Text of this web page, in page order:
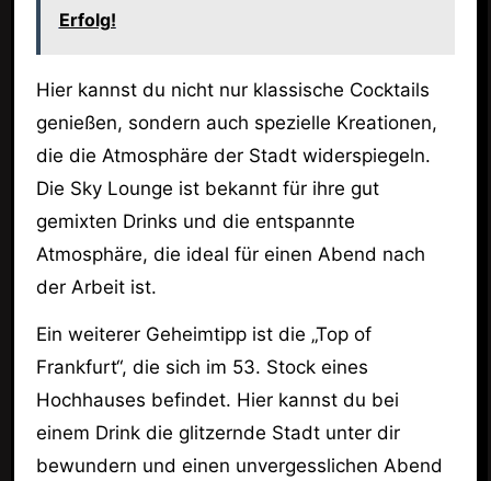
Erfolg!
Hier kannst du nicht nur klassische Cocktails
genießen, sondern auch spezielle Kreationen,
die die Atmosphäre der Stadt widerspiegeln.
Die Sky Lounge ist bekannt für ihre gut
gemixten Drinks und die entspannte
Atmosphäre, die ideal für einen Abend nach
der Arbeit ist.
Ein weiterer Geheimtipp ist die „Top of
Frankfurt“, die sich im 53. Stock eines
Hochhauses befindet. Hier kannst du bei
einem Drink die glitzernde Stadt unter dir
bewundern und einen unvergesslichen Abend